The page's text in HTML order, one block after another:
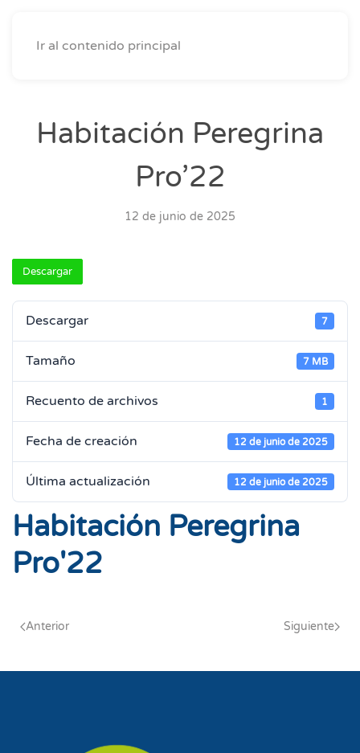
Ir al contenido principal
Habitación Peregrina
Pro’22
12 de junio de 2025
Descargar
Descargar 7
Tamaño 7 MB
Recuento de archivos 1
Fecha de creación 12 de junio de 2025
Última actualización 12 de junio de 2025
Habitación Peregrina
Pro'22
Anterior Siguiente